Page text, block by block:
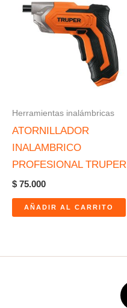
Herramientas inalámbricas
ATORNILLADOR
INALAMBRICO
PROFESIONAL TRUPER
$ 75.000
AÑADIR AL CARRITO